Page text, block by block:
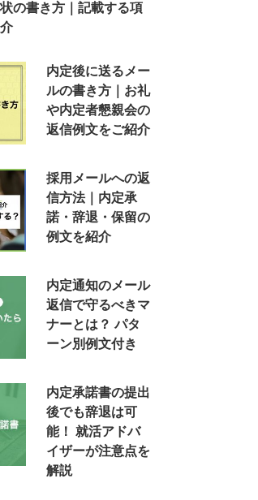
の書き方｜記載する項
内定後に送るメー
ルの書き方｜お礼
や内定者懇親会の
返信例文をご紹介
採用メールへの返
信方法｜内定承
諾・辞退・保留の
例文を紹介
内定通知のメール
返信で守るべきマ
ナーとは？ パタ
ーン別例文付き
内定承諾書の提出
後でも辞退は可
能！ 就活アドバ
イザーが注意点を
解説